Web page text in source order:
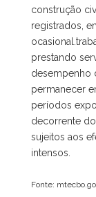
construção
registrados,
prestando
desempenho
permanecer
períodos
decorrente
sujeitos aos
intensos.
Fonte: